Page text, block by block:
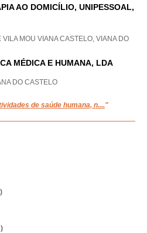
AO DOMICÍLIO, UNIPESSOAL,
MOU VIANA CASTELO, VIANA DO
MÉDICA E HUMANA, LDA
DO CASTELO
de saúde humana, n...."